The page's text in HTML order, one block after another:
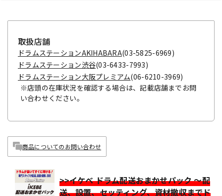
取扱店舗
ドラムステーションAKIHABARA(03-5825-6969)
ドラムステーション渋谷(03-6433-7993)
ドラムステーション大阪プレミアム(06-6210-3969)
※店頭の在庫状況を確認する場合は、記載店舗までお問
い合わせください。
商品についてのお問い合わせ
>>イケベ ドラム配送おまかせパック ～配
送、設置、セッティング、資材撤収までド